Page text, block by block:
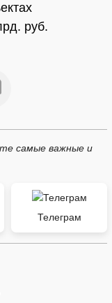
руб.
самые важные и
Телеграм